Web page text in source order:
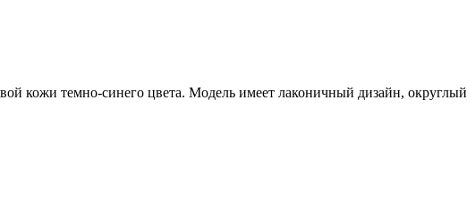
кожи темно-синего цвета. Модель имеет лаконичный дизайн,